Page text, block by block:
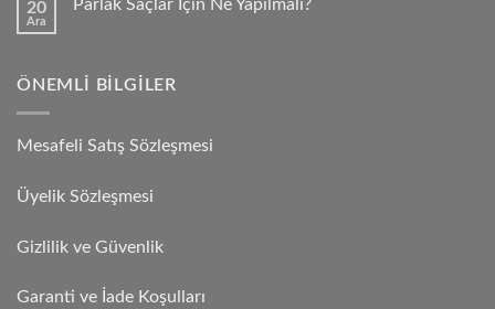
20
Ara
Parlak Saçlar İçin Ne Yapılmalı?
ÖNEMLI BILGILER
Mesafeli Satış Sözleşmesi
Üyelik Sözleşmesi
Gizlilik ve Güvenlik
Garanti ve İade Koşulları